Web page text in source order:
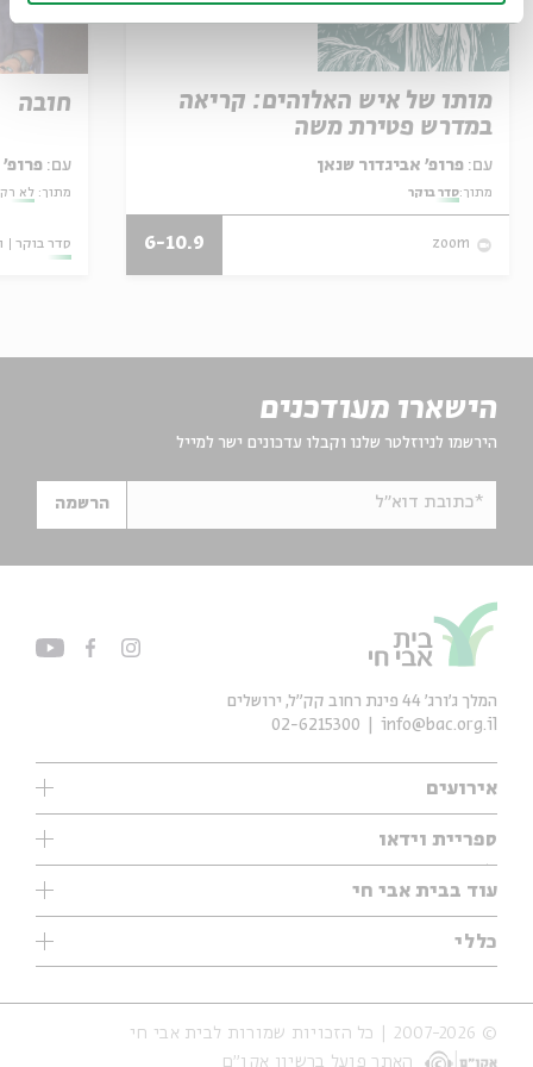
מותו של איש האלוהים: קריאה
במדרש פטירת משה
עם:
מתוך:סדר בוקר
zoom
6-10.9
חובה
עם: פרופ'
מתוך: לא רק
סדר בוקר
הישארו מעודכנים
הירשמו לניוזלטר שלנו וקבלו עדכונים ישר למייל
*כתובת דוא"ל הרשמה
אירועים
עיון
אנגלית
נוער
סדרות
אירועי עבר
ספריית וידאו
ילדים
מוזיקה
עיון
מיוחדים
עוד בבית אבי חי
תערוכות
מיוחדים
כללי
אודות
הצהרת נגישות
המלך ג'ורג' 44 פינת רחוב קק״ל, ירושלים
info@bac.org.il
02-6215300
© 2007-2026 | כל הזכויות שמורות לבית אבי חי
האתר פועל ברשיון אקו״ם